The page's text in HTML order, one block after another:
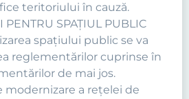
teritoriului în cauză.
PENTRU SPAȚIUL PUBLIC
spaţiului public se va
reglementărilor cuprinse în
de mai jos.
modernizare a reţelei de